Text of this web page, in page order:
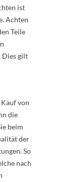
ist
Achten
Teile
Dies gilt
von
die
beim
der
So
nach